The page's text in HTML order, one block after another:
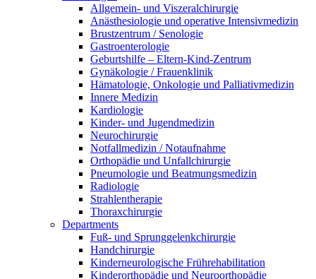
Allgemein- und Viszeralchirurgie
Anästhesiologie und operative Intensivmedizin
Brustzentrum / Senologie
Gastroenterologie
Geburtshilfe – Eltern-Kind-Zentrum
Gynäkologie / Frauenklinik
Hämatologie, Onkologie und Palliativmedizin
Innere Medizin
Kardiologie
Kinder- und Jugendmedizin
Neurochirurgie
Notfallmedizin / Notaufnahme
Orthopädie und Unfallchirurgie
Pneumologie und Beatmungsmedizin
Radiologie
Strahlentherapie
Thoraxchirurgie
Departments
Fuß- und Sprunggelenkchirurgie
Handchirurgie
Kinderneurologische Frührehabilitation
Kinderorthopädie und Neuroorthopädie